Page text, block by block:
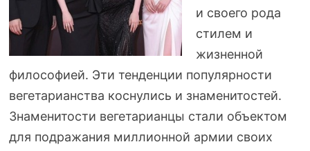
и своего рода
стилем и
жизненной
философией. Эти тенденции популярности
вегетарианства коснулись и знаменитостей.
Знаменитости вегетарианцы стали объектом
для подражания миллионной армии своих